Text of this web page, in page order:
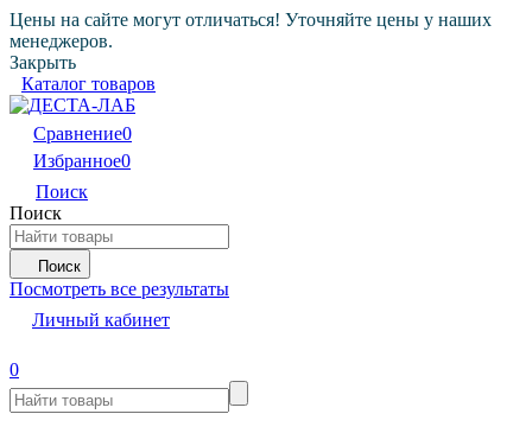
Цены на сайте могут отличаться! Уточняйте цены у наших
менеджеров.
Закрыть
Каталог товаров
Сравнение0
Избранное0
Поиск
Поиск
Поиск
Посмотреть все результаты
Личный кабинет
0